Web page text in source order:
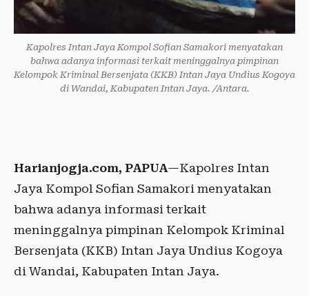
Kapolres Intan Jaya Kompol Sofian Samakori menyatakan
bahwa adanya informasi terkait meninggalnya pimpinan
Kelompok Kriminal Bersenjata (KKB) Intan Jaya Undius Kogoya
di Wandai, Kabupaten Intan Jaya. /Antara.
Harianjogja.com, PAPUA—Kapolres Intan
Jaya Kompol Sofian Samakori menyatakan
bahwa adanya informasi terkait
meninggalnya pimpinan Kelompok Kriminal
Bersenjata (KKB) Intan Jaya Undius Kogoya
di Wandai, Kabupaten Intan Jaya.